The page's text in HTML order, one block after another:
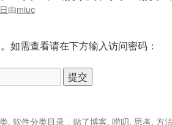
由miuc
如需查看请在下方输入访问密码：
, 软件分类目录，贴了博客, 唠叨, 思考, 方